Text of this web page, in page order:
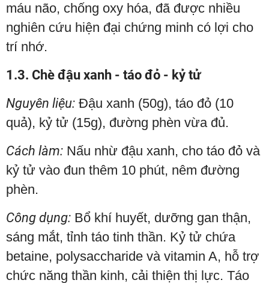
máu não, chống oxy hóa, đã được nhiều
nghiên cứu hiện đại chứng minh có lợi cho
trí nhớ.
1.3. Chè đậu xanh - táo đỏ - kỷ tử
Nguyên liệu: Đậu xanh (50g), táo đỏ (10
quả), kỷ tử (15g), đường phèn vừa đủ.
Cách làm: Nấu nhừ đậu xanh, cho táo đỏ và
kỷ tử vào đun thêm 10 phút, nêm đường
phèn.
Công dụng: Bổ khí huyết, dưỡng gan thận,
sáng mắt, tỉnh táo tinh thần. Kỷ tử chứa
betaine, polysaccharide và vitamin A, hỗ trợ
chức năng thần kinh, cải thiện thị lực. Táo